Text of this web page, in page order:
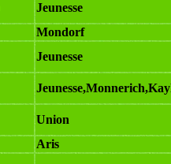
Jeunesse
Mondorf
Jeunesse
Union
Aris